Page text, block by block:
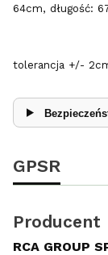
64cm, długość:
tolerancja +/-
GPSR
Producent
RCA GROUP